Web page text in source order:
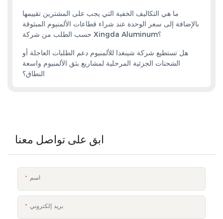
ما هي التكاليف الخفية التي يجب على المشترين تقييمها
بالإضافة إلى سعر الوحدة عند شراء قطاعات الألمنيوم المبثوقة
حسب الطلب من شركة Xingda Aluminum؟
هل تستطيع شركة شينغدا للألمنيوم دعم الطلبات العاجلة أو
الشحنات الجزئية المرحلية لمشاريع بثق الألمنيوم واسعة
النطاق؟
ابق على تواصل معنا
اسم
بريد إلكتروني